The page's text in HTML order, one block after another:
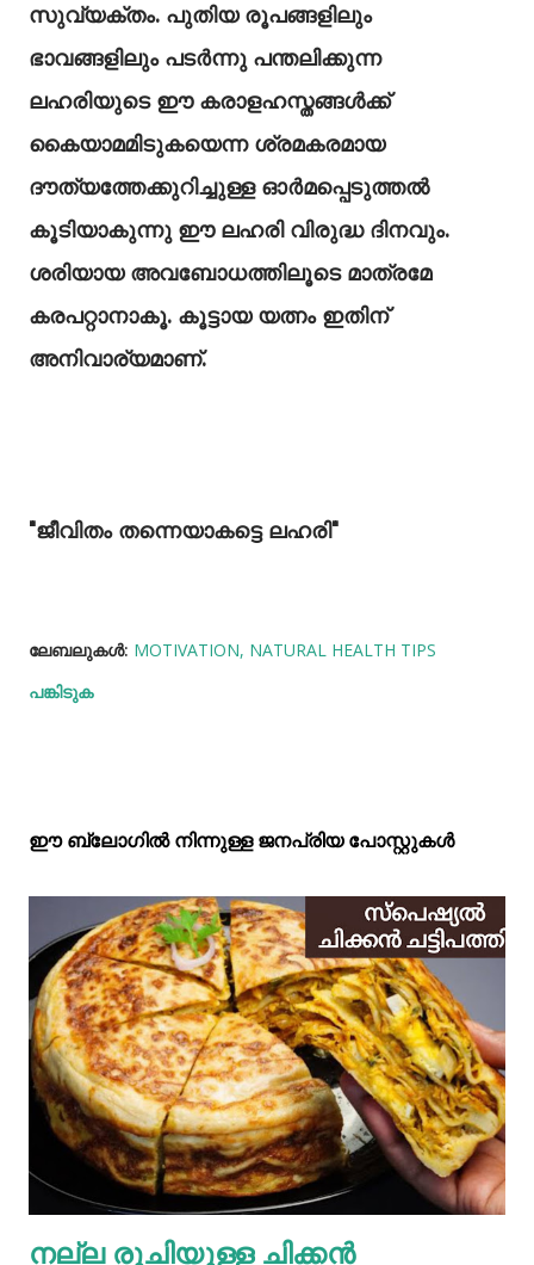
സുവ്യക്തം. പുതിയ രൂപങ്ങളിലും
ഭാവങ്ങളിലും പടർന്നു പന്തലിക്കുന്ന
ലഹരിയുടെ ഈ കരാളഹസ്തങ്ങൾക്ക്
കൈയാമമിടുകയെന്ന ശ്രമകരമായ
ദൗത്യത്തേക്കുറിച്ചുള്ള ഓർമപ്പെടുത്തൽ
കൂടിയാകുന്നു ഈ ലഹരി വിരുദ്ധ ദിനവും.
ശരിയായ അവബോധത്തിലൂടെ മാത്രമേ
കരപറ്റാനാകൂ. കൂട്ടായ യത്നം ഇതിന്
അനിവാര്യമാണ്.
"ജീവിതം തന്നെയാകട്ടെ ലഹരി"
ലേബലുകള്‍: MOTIVATION NATURAL HEALTH TIPS
പങ്കിടുക
ഈ ബ്ലോഗിൽ നിന്നുള്ള ജനപ്രിയ പോസ്റ്റുകള്‍‌
നല്ല രുചിയുള്ള ചിക്കൻ